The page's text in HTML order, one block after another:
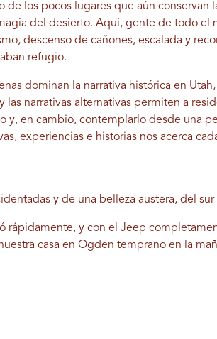
de los pocos lugares que aún conservan
del desierto. Aquí, gente de todo el
descenso de cañones, escalada y
refugio.
dominan la narrativa histórica en
las narrativas alternativas permiten a
y, en cambio, contemplarlo desde una
experiencias e historias nos acerca
y de una belleza austera, del sur
rápidamente, y con el Jeep
casa en Ogden temprano en la